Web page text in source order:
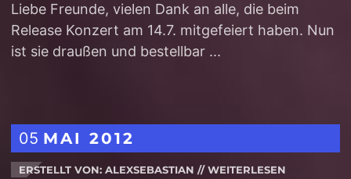
Liebe Freunde, vielen Dank an alle, die beim
Release Konzert am 14.7. mitgefeiert haben. Nun
ist sie draußen und bestellbar ...
05 MAI2012
ERSTELLT VON: ALEXSEBASTIAN //WEITERLESEN